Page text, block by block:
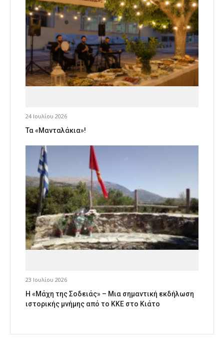
24 Ιουλίου 2026
Τα «Μανταλάκια»!
23 Ιουλίου 2026
Η «Μάχη της Σοδειάς» – Μια σημαντική εκδήλωση
ιστορικής μνήμης από το ΚΚΕ στο Κιάτο